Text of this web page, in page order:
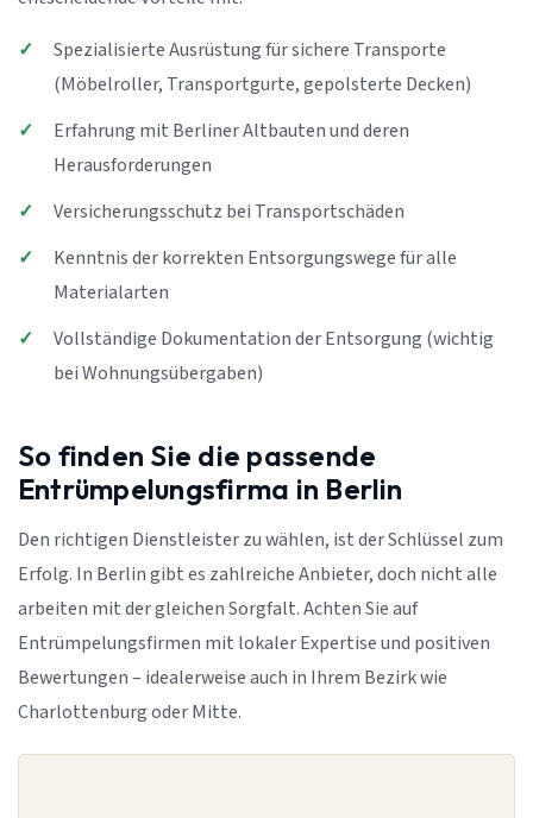
Spezialisierte Ausrüstung für sichere Transporte
(Möbelroller, Transportgurte, gepolsterte Decken)
Erfahrung mit Berliner Altbauten und deren
Herausforderungen
Versicherungsschutz bei Transportschäden
Kenntnis der korrekten Entsorgungswege für alle
Materialarten
Vollständige Dokumentation der Entsorgung (wichtig
bei Wohnungsübergaben)
So finden Sie die passende
Entrümpelungsfirma in Berlin
Den richtigen Dienstleister zu wählen, ist der Schlüssel zum
Erfolg. In Berlin gibt es zahlreiche Anbieter, doch nicht alle
arbeiten mit der gleichen Sorgfalt. Achten Sie auf
Entrümpelungsfirmen mit lokaler Expertise und positiven
Bewertungen – idealerweise auch in Ihrem Bezirk wie
Charlottenburg oder Mitte.